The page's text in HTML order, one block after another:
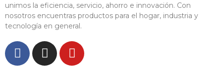
unimos la eficiencia, servicio, ahorro e innovación. Con
nosotros encuentras productos para el hogar, industria y
tecnología en general.